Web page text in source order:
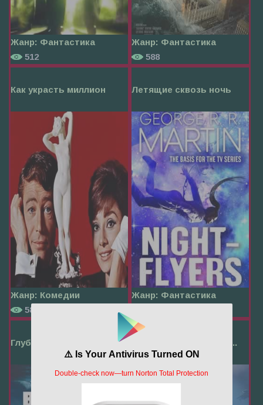
Жанр: Фантастика
512
Жанр: Фантастика
588
Как украсть миллион
Жанр: Комедии
584
Летящие сквозь ночь
Жанр: Фантастика
Глубокое синее море ... Глубокое синее море ...